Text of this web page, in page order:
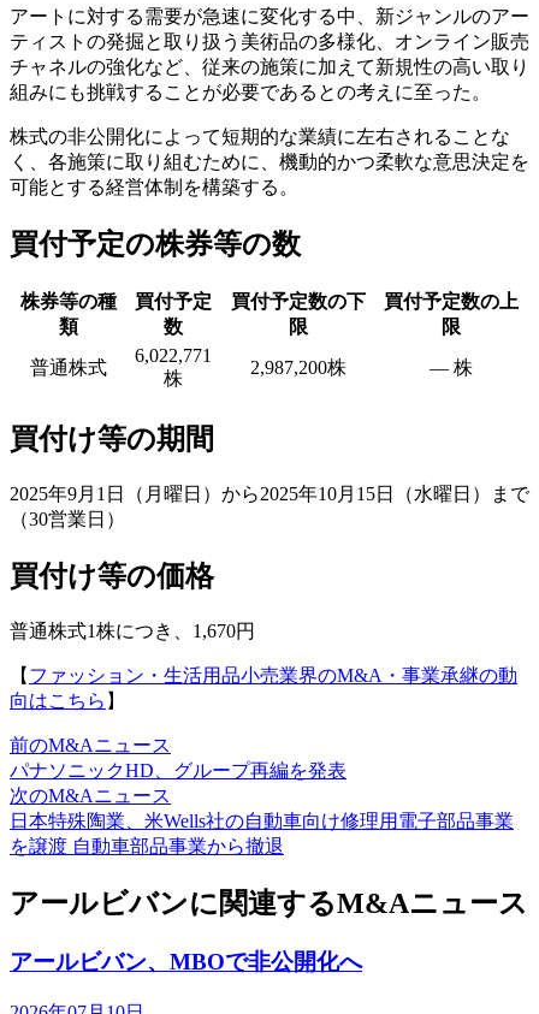
アートに対する需要が急速に変化する中、新ジャンルのアー
ティストの発掘と取り扱う美術品の多様化、オンライン販売
チャネルの強化など、従来の施策に加えて新規性の高い取り
組みにも挑戦することが必要であるとの考えに至った。
株式の非公開化によって短期的な業績に左右されることな
く、各施策に取り組むために、機動的かつ柔軟な意思決定を
可能とする経営体制を構築する。
買付予定の株券等の数
株券等の種
類
買付予定
数
買付予定数の下
限
買付予定数の上
限
普通株式
6,022,771
株
2,987,200株 ― 株
買付け等の期間
2025年9月1日（月曜日）から2025年10月15日（水曜日）まで
（30営業日）
買付け等の価格
普通株式1株につき、1,670円
【 ファッション・生活用品小売業界のM&A・事業承継の動
向はこちら 】
前のM&Aニュース
パナソニックHD、グループ再編を発表
次のM&Aニュース
日本特殊陶業、米Wells社の自動車向け修理用電子部品事業
を譲渡 自動車部品事業から撤退
アールビバンに関連するM&Aニュース
アールビバン、MBOで非公開化へ